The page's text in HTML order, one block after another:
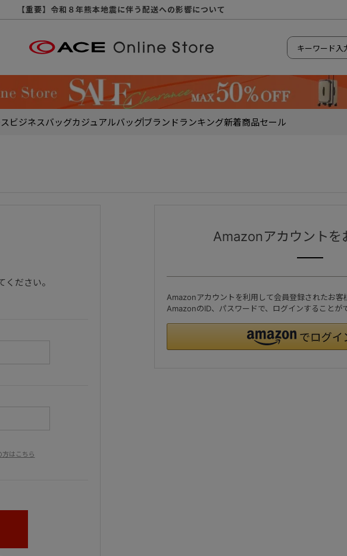
【重要】令和８年熊本地震に伴う配送への影響について
【重要】納品書・領収書ペーパーレス化（電子化）のお知らせ
重要】天候不良や交通状況・物量増等に伴う配送への影響について
【重要】悪質な詐欺サイトにご注意ください
【重要】各種メールが届かない場合に関しまして
【重要】お問い合わせのご対応に関しまして
【重要】SNSのなりすまし詐欺にご注意ください
ビジネスバッグカジュアルバッグブランドランキング新着商品セール
ださい。
はこちら
Amazonアカウントを
Amazonアカウントを利用して会員登録されたお客
AmazonのID、パスワードで、ログインすることが